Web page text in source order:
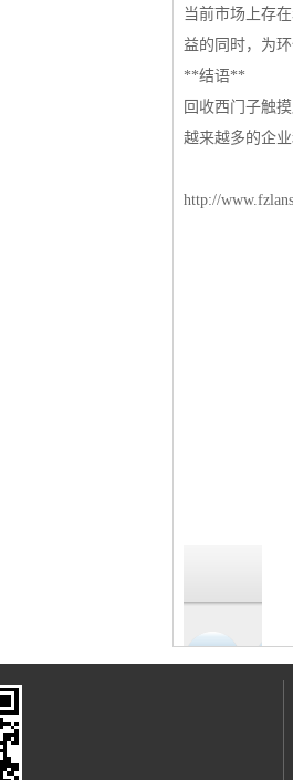
当前市场上存
益的同时，为
**结语**
回收西门子触
越来越多的企
http://